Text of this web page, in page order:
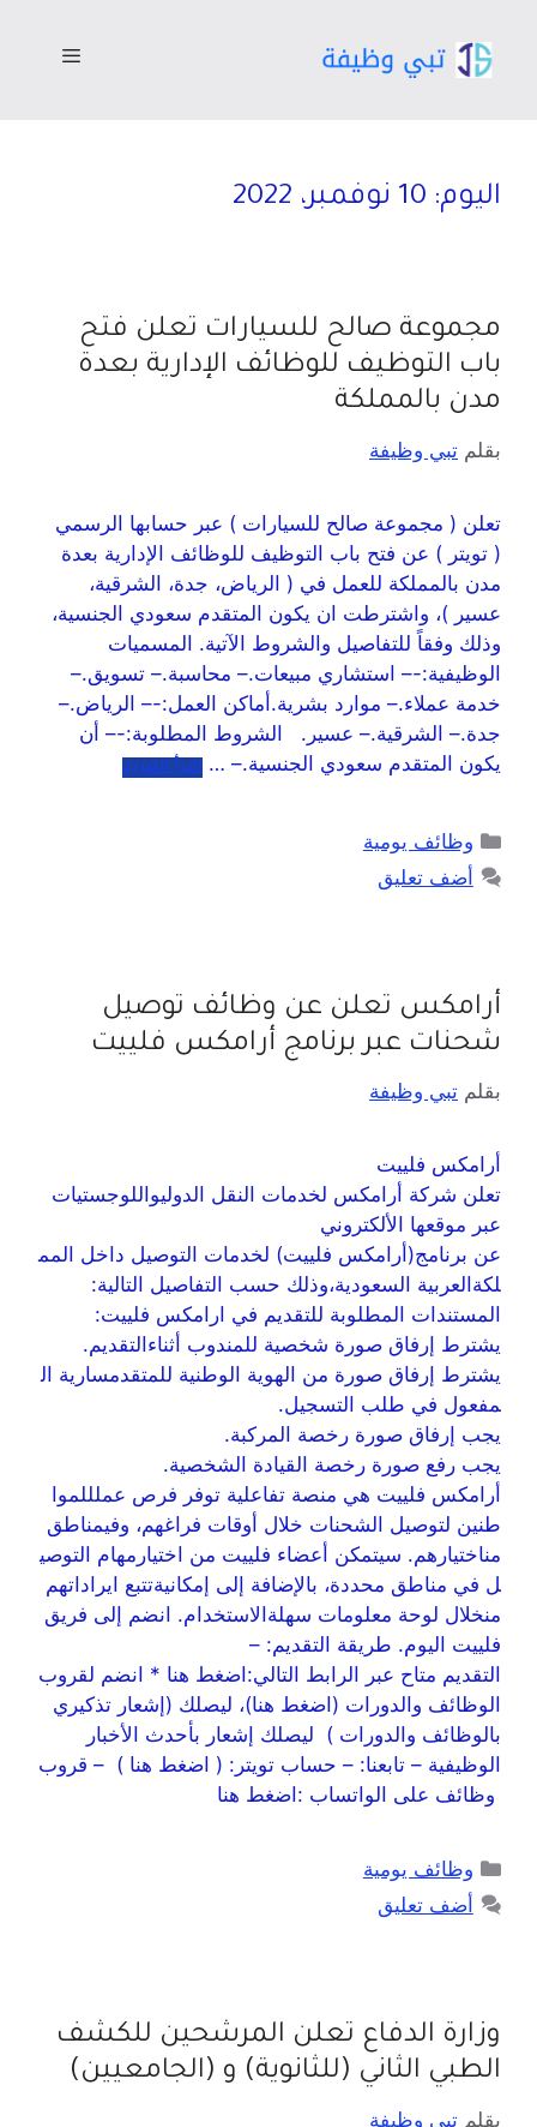
اليوم: 10 نوفمبر، 2022
مجموعة صالح للسيارات تعلن فتح
باب التوظيف للوظائف الإدارية بعدة
مدن بالمملكة
بقلم تبي وظيفة
تعلن ( مجموعة صالح للسيارات ) عبر حسابها الرسمي
( تويتر ) عن فتح باب التوظيف للوظائف الإدارية بعدة
مدن بالمملكة للعمل في ( الرياض، جدة، الشرقية،
عسير )، واشترطت ان يكون المتقدم سعودي الجنسية،
وذلك وفقاً للتفاصيل والشروط الآتية. المسميات
الوظيفية:-– استشاري مبيعات.– محاسبة.– تسويق.–
خدمة عملاء.– موارد بشرية.أماكن العمل:-– الرياض.–
جدة.– الشرقية.– عسير. الشروط المطلوبة:-– أن
يكون المتقدم سعودي الجنسية.– … اقرأ المزيد
وظائف يومية
أضف تعليق
أرامكس تعلن عن وظائف توصيل
شحنات عبر برنامج أرامكس فلييت
بقلم تبي وظيفة
أرامكس فلييت
تعلن شركة أرامكس لخدمات النقل الدوليواللوجستيات
عبر موقعها الألكتروني
عن برنامج(أرامكس فلييت) لخدمات التوصيل داخل المم
لكةالعربية السعودية،وذلك حسب التفاصيل التالية:
المستندات المطلوبة للتقديم في ارامكس فلييت:
يشترط إرفاق صورة شخصية للمندوب أثناءالتقديم.
يشترط إرفاق صورة من الهوية الوطنية للمتقدمسارية ال
مفعول في طلب التسجيل.
يجب إرفاق صورة رخصة المركبة.
يجب رفع صورة رخصة القيادة الشخصية.
أرامكس فلييت هي منصة تفاعلية توفر فرص عملللموا
طنين لتوصيل الشحنات خلال أوقات فراغهم، وفيمناطق
مناختيارهم. سيتمكن أعضاء فلييت من اختيارمهام التوصي
ل في مناطق محددة، بالإضافة إلى إمكانيةتتبع ايراداتهم
منخلال لوحة معلومات سهلةالاستخدام. انضم إلى فريق
فلييت اليوم. طريقة التقديم: –
التقديم متاح عبر الرابط التالي:اضغط هنا * انضم لقروب
الوظائف والدورات (اضغط هنا)، ليصلك (إشعار تذكيري
بالوظائف والدورات ) ليصلك إشعار بأحدث الأخبار
الوظيفية – تابعنا: – حساب تويتر: ( اضغط هنا ) – قروب
وظائف على الواتساب :اضغط هنا
وظائف يومية
أضف تعليق
وزارة الدفاع تعلن المرشحين للكشف
الطبي الثاني (للثانوية) و (الجامعيين)
بقلم تبي وظيفة